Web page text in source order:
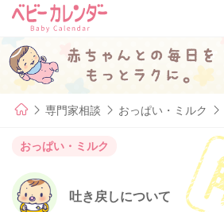
専門家相談 おっぱい・ミルク
おっぱい・ミルク
吐き戻しについて